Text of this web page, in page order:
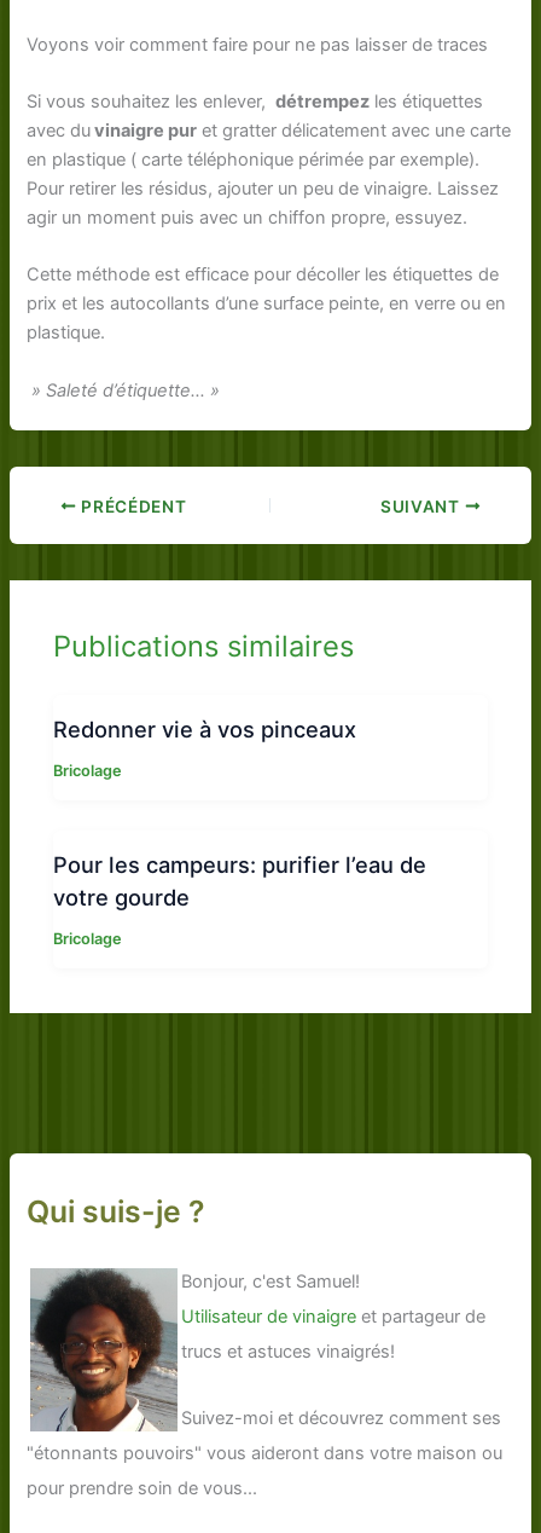
Voyons voir comment faire pour ne pas laisser de traces
Si vous souhaitez les enlever,détrempez les étiquettes
avec duvinaigre pur et gratter délicatement avec une carte
en plastique ( carte téléphonique périmée par exemple).
Pour retirer les résidus, ajouter un peu de vinaigre. Laissez
agir un moment puis avec un chiffon propre, essuyez.
Cette méthode est efficace pour décoller les étiquettes de
prix et les autocollants d’une surface peinte, en verre ou en
plastique.
» Saleté d’étiquette… »
PRÉCÉDENT SUIVANT
Publications similaires
Redonner vie à vos pinceaux
Bricolage
Pour les campeurs: purifier l’eau de
votre gourde
Bricolage
Qui suis-je ?
Bonjour, c'est Samuel!
Utilisateur de vinaigre et partageur de
trucs et astuces vinaigrés!
Suivez-moi et découvrez comment ses
"étonnants pouvoirs" vous aideront dans votre maison ou
pour prendre soin de vous...